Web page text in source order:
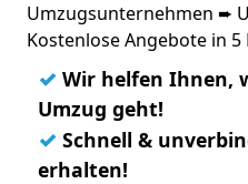
Umzugsunternehmen ➨
Kostenlose Angebote in 5
✓ Wir helfen Ihnen,
Umzug geht!
✓ Schnell &
erhalten!